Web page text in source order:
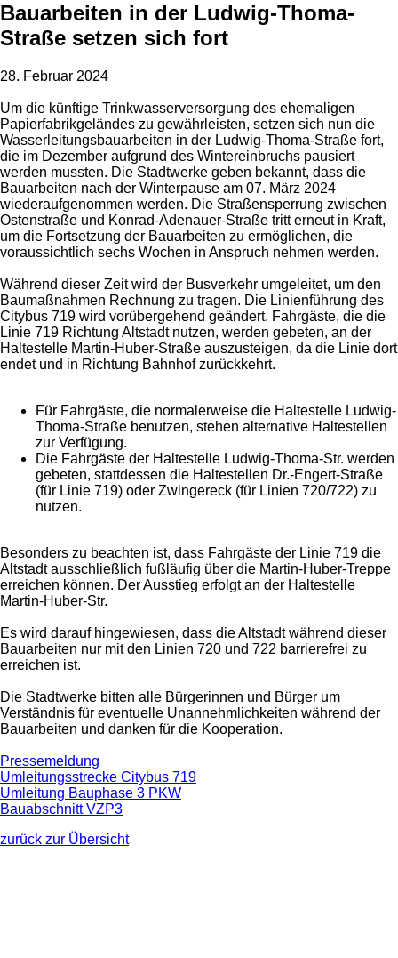
Bauarbeiten in der Ludwig-Thoma-
Straße setzen sich fort
28. Februar 2024
Um die künftige Trinkwasserversorgung des ehemaligen
Papierfabrikgeländes zu gewährleisten, setzen sich nun die
Wasserleitungsbauarbeiten in der Ludwig-Thoma-Straße fort,
die im Dezember aufgrund des Wintereinbruchs pausiert
werden mussten. Die Stadtwerke geben bekannt, dass die
Bauarbeiten nach der Winterpause am 07. März 2024
wiederaufgenommen werden. Die Straßensperrung zwischen
Ostenstraße und Konrad-Adenauer-Straße tritt erneut in Kraft,
um die Fortsetzung der Bauarbeiten zu ermöglichen, die
voraussichtlich sechs Wochen in Anspruch nehmen werden.
Während dieser Zeit wird der Busverkehr umgeleitet, um den
Baumaßnahmen Rechnung zu tragen. Die Linienführung des
Citybus 719 wird vorübergehend geändert. Fahrgäste, die die
Linie 719 Richtung Altstadt nutzen, werden gebeten, an der
Haltestelle Martin-Huber-Straße auszusteigen, da die Linie dort
endet und in Richtung Bahnhof zurückkehrt.
Für Fahrgäste, die normalerweise die Haltestelle Ludwig-
Thoma-Straße benutzen, stehen alternative Haltestellen
zur Verfügung.
Die Fahrgäste der Haltestelle Ludwig-Thoma-Str. werden
gebeten, stattdessen die Haltestellen Dr.-Engert-Straße
(für Linie 719) oder Zwingereck (für Linien 720/722) zu
nutzen.
Besonders zu beachten ist, dass Fahrgäste der Linie 719 die
Altstadt ausschließlich fußläufig über die Martin-Huber-Treppe
erreichen können. Der Ausstieg erfolgt an der Haltestelle
Martin-Huber-Str.
Es wird darauf hingewiesen, dass die Altstadt während dieser
Bauarbeiten nur mit den Linien 720 und 722 barrierefrei zu
erreichen ist.
Die Stadtwerke bitten alle Bürgerinnen und Bürger um
Verständnis für eventuelle Unannehmlichkeiten während der
Bauarbeiten und danken für die Kooperation.
Pressemeldung
Umleitungsstrecke Citybus 719
Umleitung Bauphase 3 PKW
Bauabschnitt VZP3
zurück zur Übersicht